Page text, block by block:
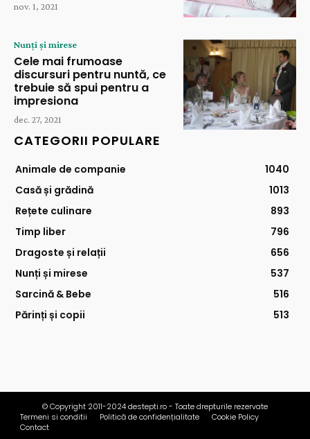
nov. 1, 2021
Nunți și mirese
Cele mai frumoase
discursuri pentru nuntă, ce
trebuie să spui pentru a
impresiona
dec. 27, 2021
CATEGORII POPULARE
Animale de companie
1040
Casă și grădină
1013
Rețete culinare
893
Timp liber
796
Dragoste și relații
656
Nunți și mirese
537
Sarcină & Bebe
516
Părinți și copii
513
© Copyright 2011-2024 destepti.ro - Toate drepturile rezervate
Termeni si conditii
Politică de confidențialitate
Cookie Policy
Contact